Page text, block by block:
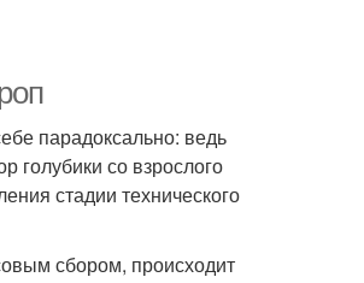
парадоксально: ведь
со взрослого
стадии технического
сбором, происходит